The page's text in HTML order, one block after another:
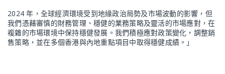
2024 年，全球經濟環境受到地緣政治局勢及市場波動的影響，但
我們憑藉審慎的財務管理、穩健的業務策略及靈活的市場應對，在
複雜的市場環境中保持穩健發展。我們積極應對政策變化，調整銷
售策略，並在多個香港與內地重點項目中取得穩健成績。」